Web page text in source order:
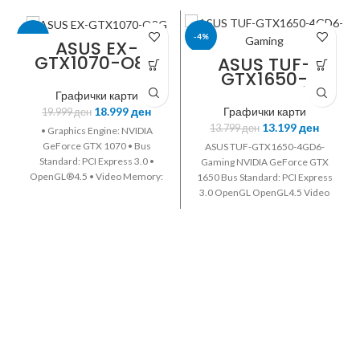
-5% ASUS EX-
GTX1070-O8G
Графички карти
19.999ден 18.999ден
• Graphics Engine: NVIDIA
GeForce GTX 1070 • Bus
Standard: PCI Express 3.0 •
OpenGL®4.5 • Video Memory:
-4%
ASUS TUF-
GTX1650-
4GD6-Gaming
Графички карти
13.799ден 13.199ден
ASUS TUF-GTX1650-4GD6-
Gaming NVIDIA GeForce GTX
1650 Bus Standard: PCI Express
3.0 OpenGL OpenGL4.5 Video